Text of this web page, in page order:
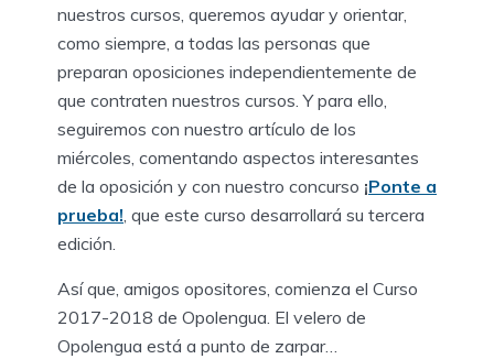
nuestros cursos, queremos ayudar y orientar,
como siempre, a todas las personas que
preparan oposiciones independientemente de
que contraten nuestros cursos. Y para ello,
seguiremos con nuestro artículo de los
miércoles, comentando aspectos interesantes
de la oposición y con nuestro concurso ¡Ponte a
prueba!, que este curso desarrollará su tercera
edición.
Así que, amigos opositores, comienza el Curso
2017-2018 de Opolengua. El velero de
Opolengua está a punto de zarpar…